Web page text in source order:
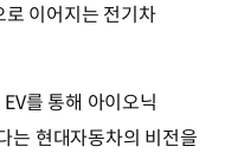
로 이어지는 전기차
를 통해 아이오닉
는 현대자동차의 비전을